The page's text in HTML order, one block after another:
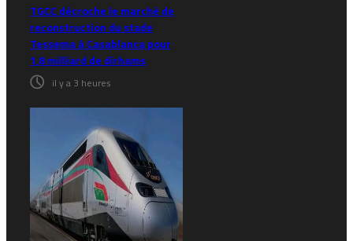
TGCC décroche le marché de
reconstruction du stade
Tessema à Casablanca pour
1,8 milliard de dirhams
il y a 3 heures